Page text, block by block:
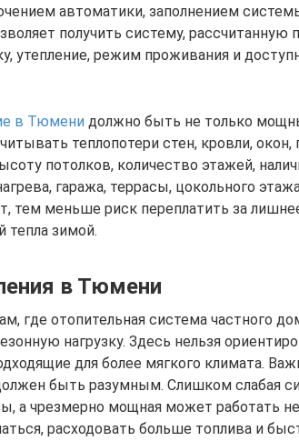
автоматики, заполнением
получить систему, рассчитанную
утепление, режим проживания и
в Тюмени должно быть не только
теплопотери стен, кровли, окон,
потолков, количество этажей,
гаража, террасы, цокольного
тем меньше риск переплатить за
тепла зимой.
в Тюмени
где отопительная система частного
нагрузку. Здесь нельзя
для более мягкого климата.
быть разумным. Слишком слабая
а чрезмерно мощная может работать
расходовать больше топлива и